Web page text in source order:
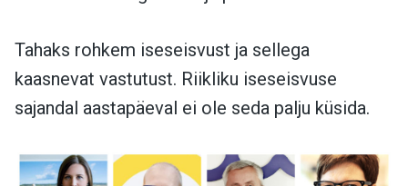
Tahaks rohkem iseseisvust ja sellega
kaasnevat vastutust. Riikliku iseseisvuse
sajandal aastapäeval ei ole seda palju küsida.